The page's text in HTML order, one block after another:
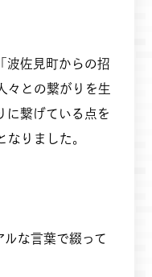
波佐見町からの招
々との繋がりを生
に繋げている点を
りました。
な言葉で綴って